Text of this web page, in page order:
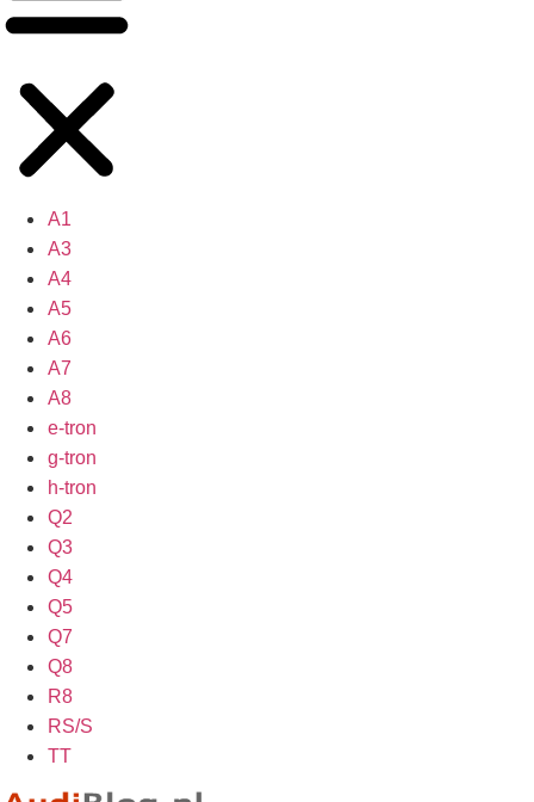
A1
A3
A4
A5
A6
A7
A8
e-tron
g-tron
h-tron
Q2
Q3
Q4
Q5
Q7
Q8
R8
RS/S
TT